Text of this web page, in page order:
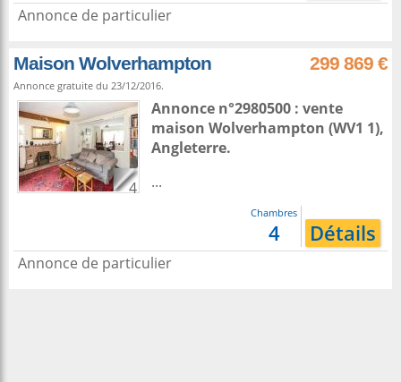
Annonce de particulier
Maison Wolverhampton 299 869 €
Annonce gratuite du 23/12/2016.
4
Annonce n°2980500 : vente
maison Wolverhampton (WV1 1),
Angleterre.
...
Chambres
4 Détails
Annonce de particulier